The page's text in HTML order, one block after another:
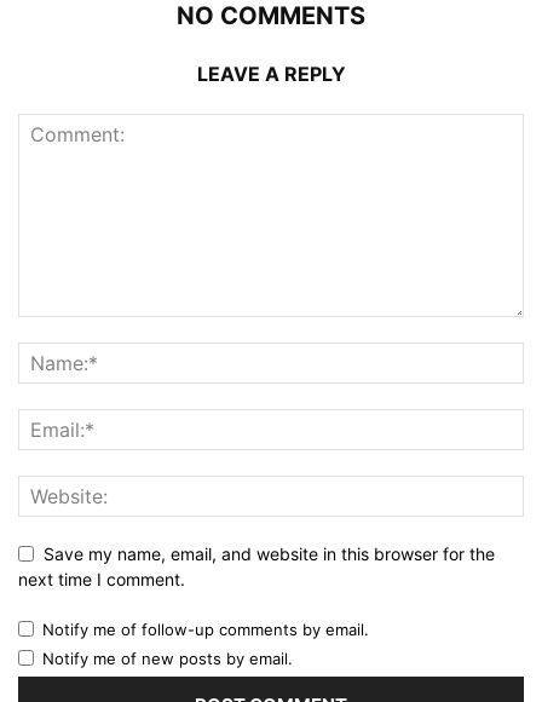
NO COMMENTS
LEAVE A REPLY
Save my name, email, and website in this browser for the
next time I comment.
Notify me of follow-up comments by email.
Notify me of new posts by email.